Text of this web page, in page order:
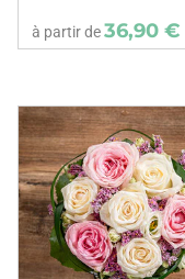
à partir de36,90 €